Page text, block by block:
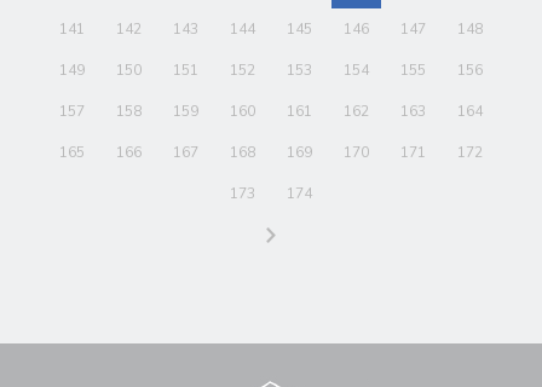
141 142 143 144 145 146 147 148
149 150 151 152 153 154 155 156
157 158 159 160 161 162 163 164
165 166 167 168 169 170 171 172
173 174